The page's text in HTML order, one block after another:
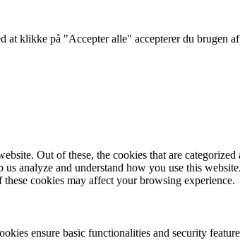
at klikke på "Accepter alle" accepterer du
Out of these, the cookies that are categorized
analyze and understand how you use this
cookies may affect your browsing experience.
ensure basic functionalities and security